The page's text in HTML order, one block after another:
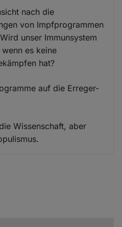
nach die
von Impfprogrammen
unser Immunsystem
es keine
hat?
auf die Erreger-
Wissenschaft, aber